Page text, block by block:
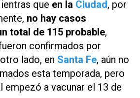
que en la Ciudad, por
no hay casos
total de 115 probable,
confirmados por
lado, en Santa Fe, aún no
esta temporada, pero
empezó a vacunar el 13 de